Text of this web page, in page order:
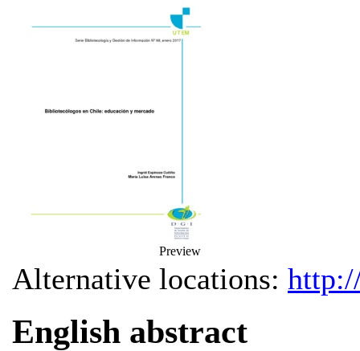
Preview
Alternative locations:
English abstract